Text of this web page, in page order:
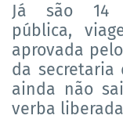
Já são 14
pública,
aprovada
da secretaria
ainda não
verba